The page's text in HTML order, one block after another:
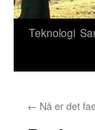
Teknologi
← Nå er det